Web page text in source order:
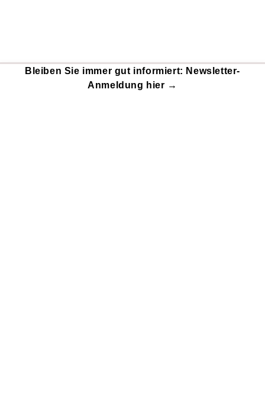
Bleiben Sie immer gut informiert: Newsletter-
Anmeldung hier →